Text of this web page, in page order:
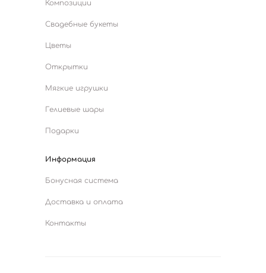
Композиции
Свадебные букеты
Цветы
Открытки
Мягкие игрушки
Гелиевые шары
Подарки
Информация
Бонусная система
Доставка и оплата
Контакты